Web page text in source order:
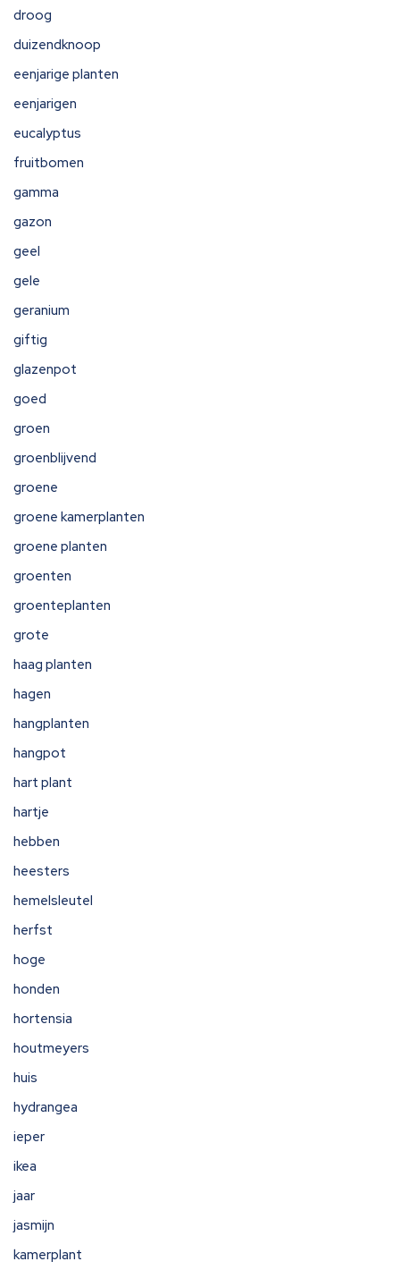
droog
duizendknoop
eenjarige planten
eenjarigen
eucalyptus
fruitbomen
gamma
gazon
geel
gele
geranium
giftig
glazenpot
goed
groen
groenblijvend
groene
groene kamerplanten
groene planten
groenten
groenteplanten
grote
haag planten
hagen
hangplanten
hangpot
hart plant
hartje
hebben
heesters
hemelsleutel
herfst
hoge
honden
hortensia
houtmeyers
huis
hydrangea
ieper
ikea
jaar
jasmijn
kamerplant